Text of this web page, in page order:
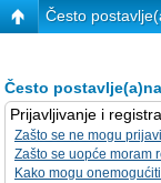
Često
Često
Prijavljivanje i
Zašto se ne mogu
Zašto se uopće moram
Kako mogu